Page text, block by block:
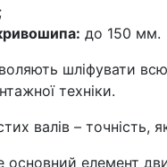
до 150 мм.
шліфувати всю
техніки.
валів – точність,
основний елемент